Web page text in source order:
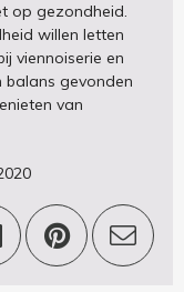
op gezondheid.
willen letten
viennoiserie en
gevonden
van